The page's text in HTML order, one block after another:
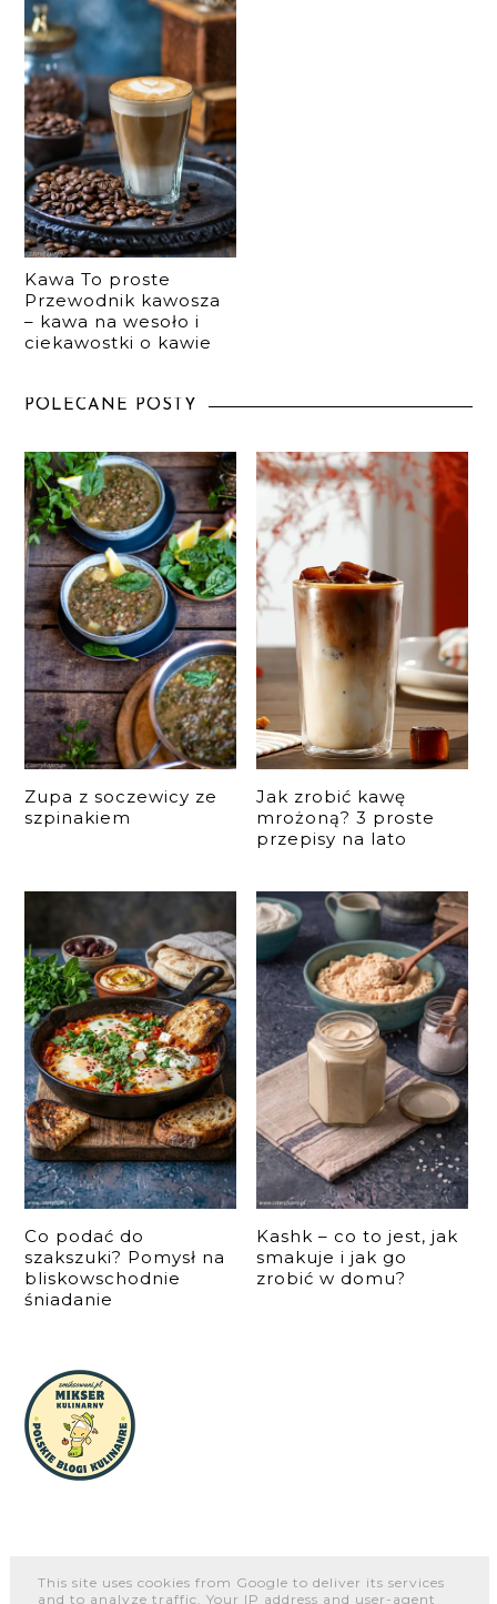
Kawa To proste
Przewodnik kawosza
– kawa na wesoło i
ciekawostki o kawie
POLECANE POSTY
Zupa z soczewicy ze
szpinakiem
Jak zrobić kawę
mrożoną? 3 proste
przepisy na lato
Co podać do
szakszuki? Pomysł na
bliskowschodnie
śniadanie
Kashk – co to jest, jak
smakuje i jak go
zrobić w domu?
O NAS WSPÓŁPRACA I KONTAKT PORTFOLIO
This site uses cookies from Google to deliver its services
and to analyze traffic. Your IP address and user-agent